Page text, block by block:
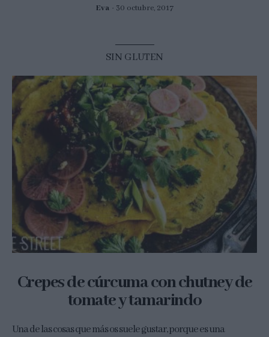
Eva 30 octubre, 2017
SIN GLUTEN
Crepes de cúrcuma con chutney de
tomate y tamarindo
Una de las cosas que más os suele gustar, porque es una